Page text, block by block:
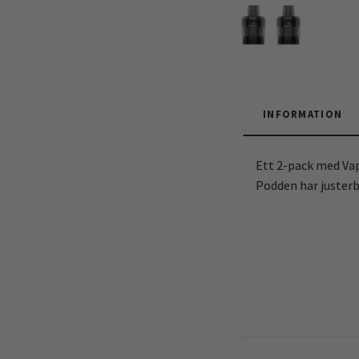
INFORMATION
Ett 2-pack med
Podden har